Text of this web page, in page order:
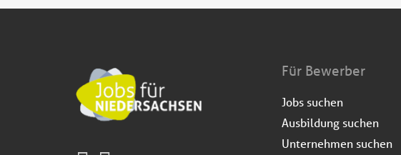
Für Bewerber
Jobs suchen
Ausbildung suchen
Unternehmen suchen